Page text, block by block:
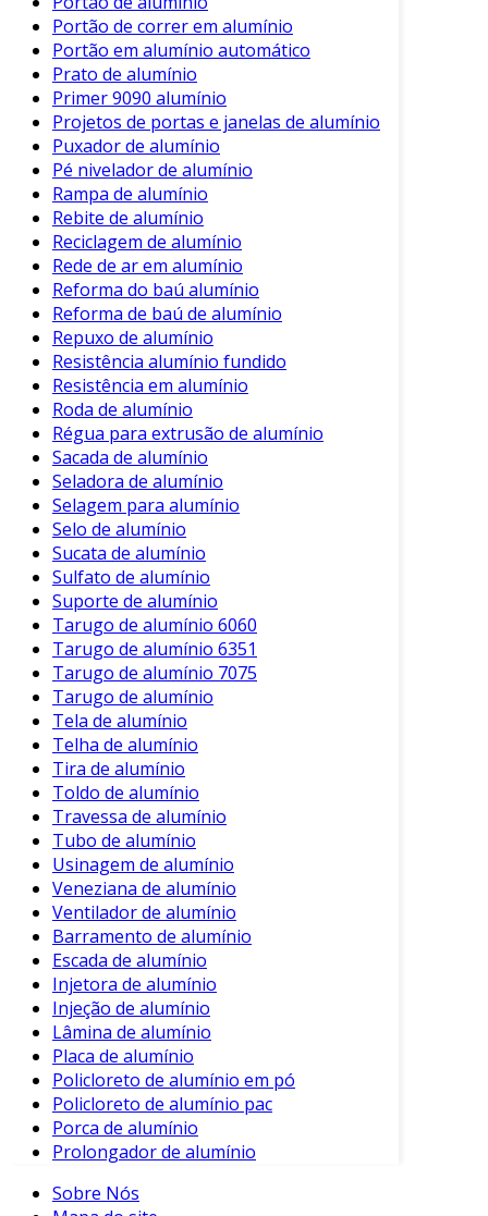
preservação do material até a valorização
estética. Ao seguir as etapas apropriadas e
considerar as dicas apresentadas, você pode
garantir que seu baú permaneça em ótimas
condições por muitos anos.
Portanto, ao invés de descartar um baú
danificado, opte pela reforma. Isso não só é
vantajoso para seu investimento, mas também
demonstra um compromisso com a
sustentabilidade e a qualidade. Assegure-se de
que seu baú de alumínio continue a servir suas
necessidades com eficiência e estilo.
Portão de correr em alumínio
Portão em alumínio automático
Prato de alumínio
Primer 9090 alumínio
Projetos de portas e janelas de alumínio
Puxador de alumínio
Pé nivelador de alumínio
Rampa de alumínio
Rebite de alumínio
Reciclagem de alumínio
Rede de ar em alumínio
Reforma do baú alumínio
Reforma de baú de alumínio
Repuxo de alumínio
Resistência alumínio fundido
Resistência em alumínio
Roda de alumínio
Régua para extrusão de alumínio
Sacada de alumínio
Seladora de alumínio
Selagem para alumínio
Selo de alumínio
Sucata de alumínio
Sulfato de alumínio
Suporte de alumínio
Tarugo de alumínio 6060
Tarugo de alumínio 6351
Tarugo de alumínio 7075
Tarugo de alumínio
Tela de alumínio
Telha de alumínio
Tira de alumínio
Toldo de alumínio
Travessa de alumínio
Tubo de alumínio
Usinagem de alumínio
Veneziana de alumínio
Ventilador de alumínio
Barramento de alumínio
Escada de alumínio
Injetora de alumínio
Injeção de alumínio
Lâmina de alumínio
Placa de alumínio
Policloreto de alumínio em pó
Policloreto de alumínio pac
Porca de alumínio
Prolongador de alumínio
Sobre Nós